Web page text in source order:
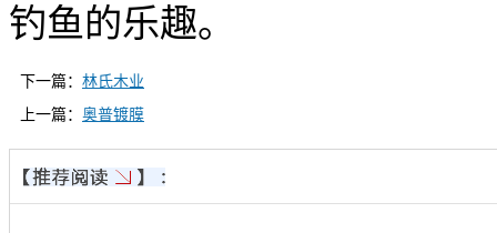
钓鱼的乐趣。
下一篇： 林氏木业
上一篇： 奥普镀膜